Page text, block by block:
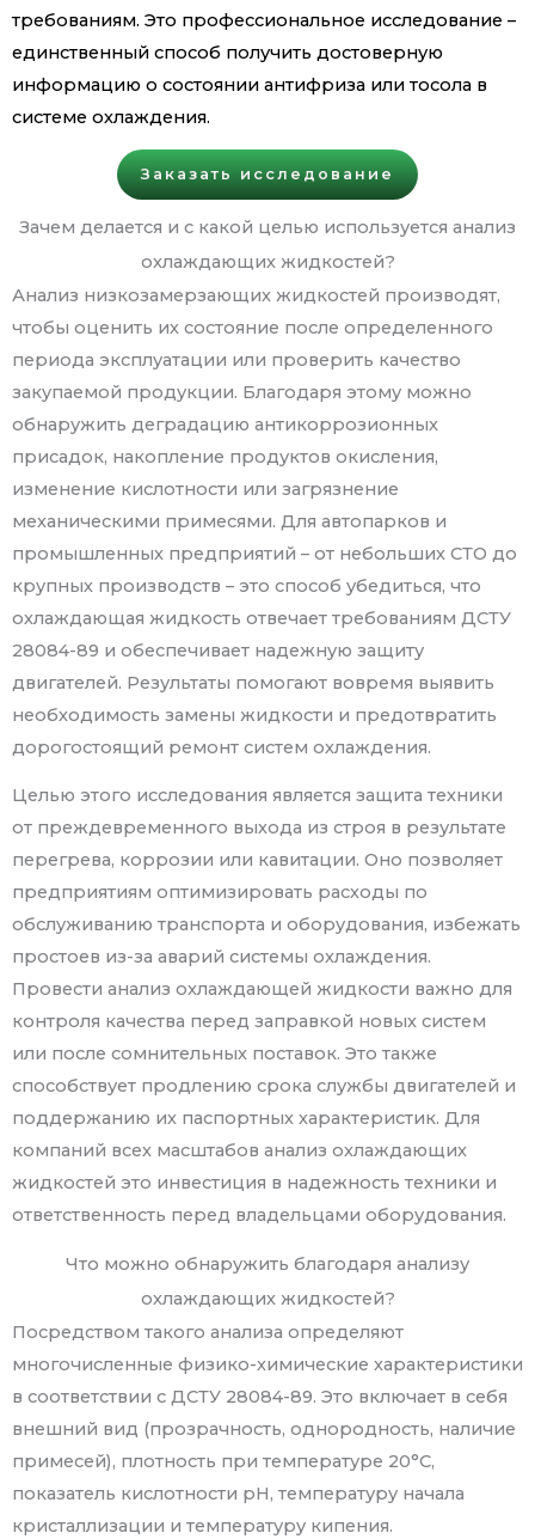
требованиям. Это профессиональное исследование –
единственный способ получить достоверную
информацию о состоянии антифриза или тосола в
системе охлаждения.
Заказать исследование
Зачем делается и с какой целью используется анализ
охлаждающих жидкостей?
Анализ низкозамерзающих жидкостей производят,
чтобы оценить их состояние после определенного
периода эксплуатации или проверить качество
закупаемой продукции. Благодаря этому можно
обнаружить деградацию антикоррозионных
присадок, накопление продуктов окисления,
изменение кислотности или загрязнение
механическими примесями. Для автопарков и
промышленных предприятий – от небольших СТО до
крупных производств – это способ убедиться, что
охлаждающая жидкость отвечает требованиям ДСТУ
28084-89 и обеспечивает надежную защиту
двигателей. Результаты помогают вовремя выявить
необходимость замены жидкости и предотвратить
дорогостоящий ремонт систем охлаждения.
Целью этого исследования является защита техники
от преждевременного выхода из строя в результате
перегрева, коррозии или кавитации. Оно позволяет
предприятиям оптимизировать расходы по
обслуживанию транспорта и оборудования, избежать
простоев из-за аварий системы охлаждения.
Провести анализ охлаждающей жидкости важно для
контроля качества перед заправкой новых систем
или после сомнительных поставок. Это также
способствует продлению срока службы двигателей и
поддержанию их паспортных характеристик. Для
компаний всех масштабов анализ охлаждающих
жидкостей это инвестиция в надежность техники и
ответственность перед владельцами оборудования.
Что можно обнаружить благодаря анализу
охлаждающих жидкостей?
Посредством такого анализа определяют
многочисленные физико-химические характеристики
в соответствии с ДСТУ 28084-89. Это включает в себя
внешний вид (прозрачность, однородность, наличие
примесей), плотность при температуре 20°C,
показатель кислотности pH, температуру начала
кристаллизации и температуру кипения.